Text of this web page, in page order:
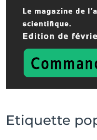
Etiquette